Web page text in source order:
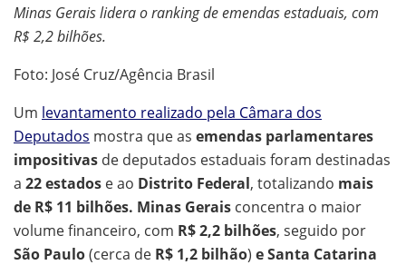
Minas Gerais lidera o ranking de emendas estaduais, com
R$ 2,2 bilhões.
Foto: José Cruz/Agência Brasil
Um levantamento realizado pela Câmara dos
Deputados mostra que as emendas parlamentares
impositivas de deputados estaduais foram destinadas
a 22 estados e ao Distrito Federal, totalizando mais
de R$ 11 bilhões. Minas Gerais concentra o maior
volume financeiro, com R$ 2,2 bilhões, seguido por
São Paulo(cerca de R$ 1,2 bilhão) e Santa Catarina